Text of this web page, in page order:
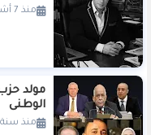
منذ 7 أشهر
مولد
الوطنى
منذ سنة